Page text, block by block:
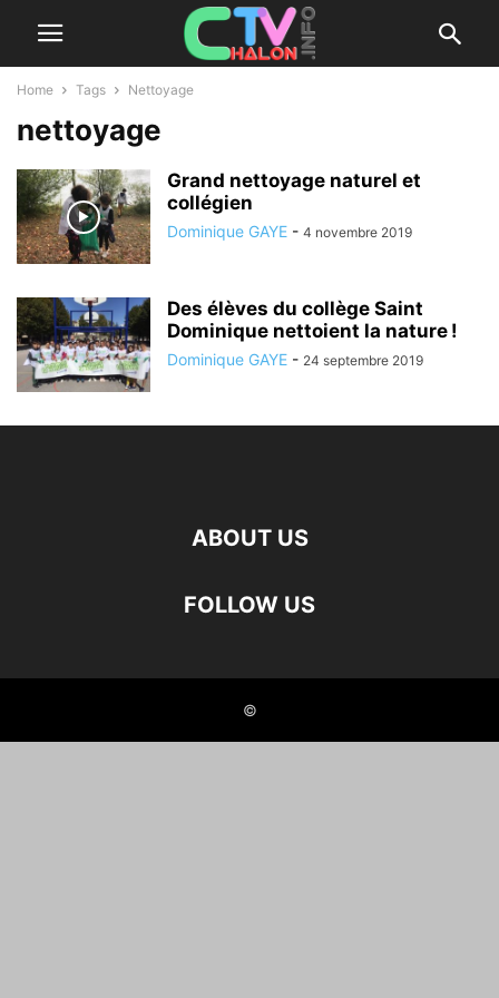
Home Tags Nettoyage
nettoyage
Grand nettoyage naturel et
collégien
Dominique GAYE - 4 novembre 2019
Des élèves du collège Saint
Dominique nettoient la nature !
Dominique GAYE - 24 septembre 2019
ABOUT US
FOLLOW US
©